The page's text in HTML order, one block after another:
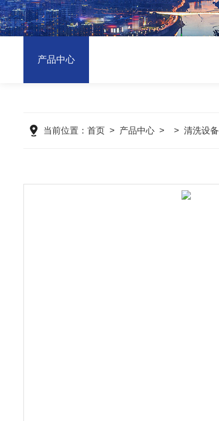
产品中心
当前位置：首页 > 产品中心 > >清洗设备